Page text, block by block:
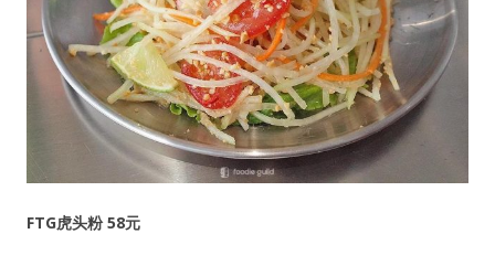
FTG虎头粉 58元